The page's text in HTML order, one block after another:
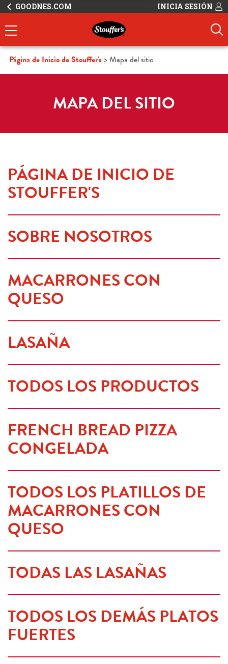
GOODNES.COM INICIA SESIÓN
Página de Inicio de Stouffer's Mapa del sitio
MAPA DEL SITIO
PÁGINA DE INICIO DE
STOUFFER'S
SOBRE NOSOTROS
MACARRONES CON
QUESO
LASAÑA
TODOS LOS PRODUCTOS
FRENCH BREAD PIZZA
CONGELADA
TODOS LOS PLATILLOS DE
MACARRONES CON
QUESO
TODAS LAS LASAÑAS
TODOS LOS DEMÁS PLATOS
FUERTES